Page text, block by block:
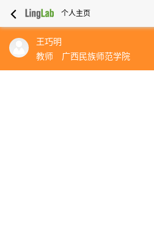
个人主页
王巧明
教师
广西民族师范学院